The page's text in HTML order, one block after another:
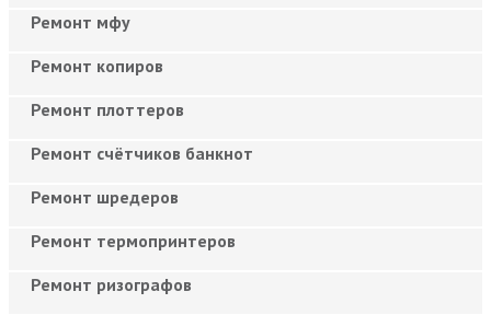
Ремонт мфу
Ремонт копиров
Ремонт плоттеров
Ремонт счётчиков банкнот
Ремонт шредеров
Ремонт термопринтеров
Ремонт ризографов